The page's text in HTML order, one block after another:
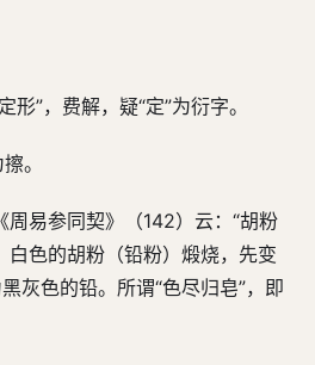
”，费解，疑“定”为衍字。
。
易参同契》（142）云：“胡粉
白色的胡粉（铅粉）煅烧，先变
灰色的铅。所谓“色尽归皂”，即